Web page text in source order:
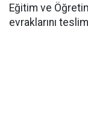
Eğitim ve
evraklarını